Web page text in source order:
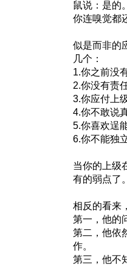
鼠说：是的
你连嗅觉都
似是而非的
几个：
1.你之前没
2.你没有责
3.你应付上级
4.你不敢说
5.你喜欢逞
6.你不能独
当你的上级
有的弱点了。
相反的看来
第一，他的
第二，他依
作。
第三，他不